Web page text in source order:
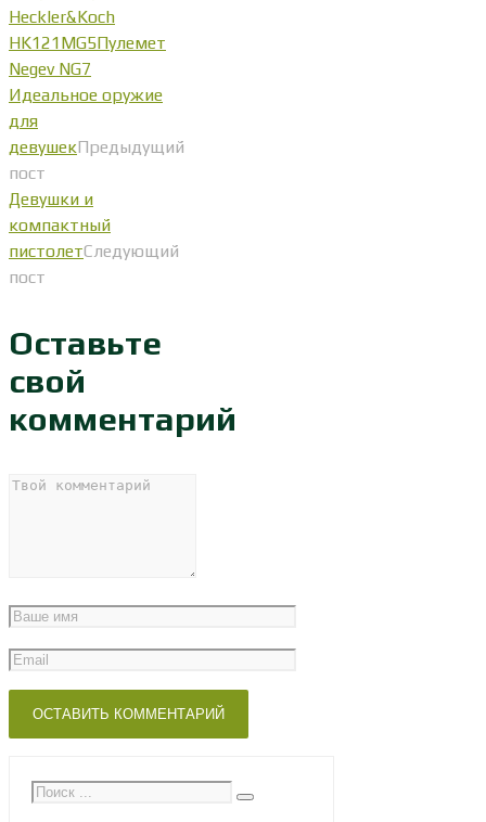
Heckler&Koch
HK121MG5Пулемет
Negev NG7
Идеальное оружие
для
девушекПредыдущий
пост
Девушки и
компактный
пистолетСледующий
пост
Оставьте
свой
комментарий